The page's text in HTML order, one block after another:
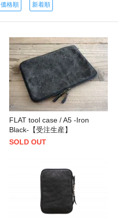
価格順 新着順
FLAT tool case / A5 -Iron
Black-【受注生産】
SOLD OUT